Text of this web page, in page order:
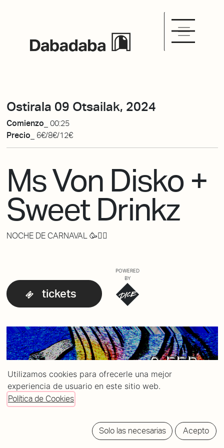
Ostirala 09 Otsailak, 2024
Comienzo_ 00:25
Precio_ 6€/8€/12€
Ms Von Disko +
Sweet Drinkz
NOCHE DE CARNAVAL​ 🥳​😶‍🌫️​
tickets
POWERED
BY
Utilizamos cookies para ofrecerle una mejor
experiencia de usuario en este sitio web.
Política de Cookies
Solo las necesarias Acepto